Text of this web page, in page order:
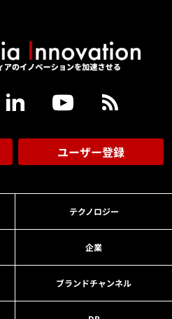
ユーザー登録
テクノロジー
企業
ブランドチャンネル